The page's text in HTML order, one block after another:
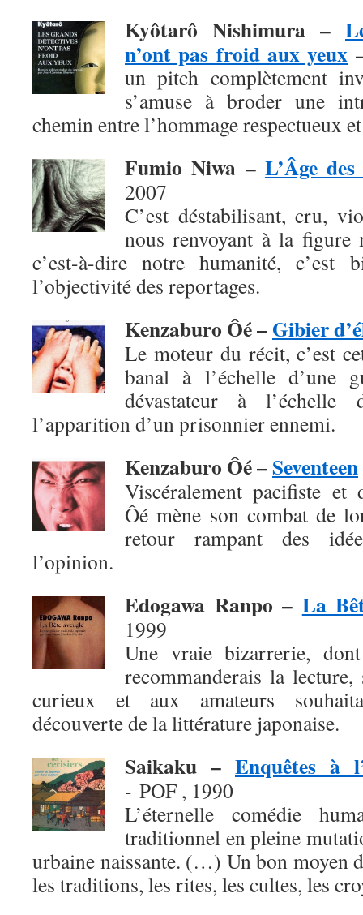
Kyôtarô Nishimura –
n’ont pas froid aux yeux
un pitch complètement
s’amuse à broder une
chemin entre l’hommage respectueux
Fumio Niwa – L’Âge
2007
C’est déstabilisant, cru,
nous renvoyant à la figure
c’est-à-dire notre humanité, c’est
l’objectivité des reportages.
Kenzaburo Ôé –Gibier
Le moteur du récit, c’est
banal à l’échelle d’une
dévastateur à
l’apparition d’un prisonnier ennemi.
Kenzaburo Ôé –Seventeen
Viscéralement pacifiste et
Ôé mène son combat de
retour rampant des
l’opinion.
Edogawa Ranpo – La
1999
Une vraie bizarrerie,
recommanderais la
curieux et aux amateurs
découverte de la littérature japonaise.
Saikaku – Enquêtes à
- POF , 1990
L’éternelle comédie
traditionnel en pleine
urbaine naissante. (…) Un bon moyen
les traditions, les rites, les cultes, les